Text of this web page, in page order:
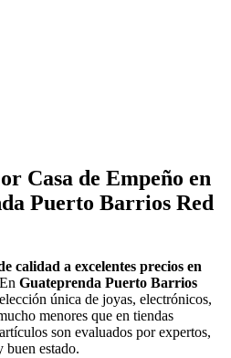
Casa de Empeño en
Puerto Barrios Red
calidad a excelentes precios en
En Guateprenda Puerto Barrios
única de joyas, electrónicos,
menores que en tiendas
son evaluados por expertos,
buen estado.